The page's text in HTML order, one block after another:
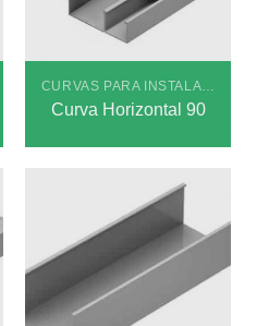
CURVAS PARA INSTALAÇÕES EMBUTIDAS STANDARD
Curva Horizontal 90